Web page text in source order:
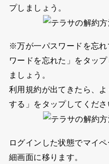
プしましょう。
※万が一パスワードを忘
ワードを忘れた」をタッ
ましょう。
利用規約が出てきたら、
する」
をタップしてくださ
ログインした状態でマイ
細画面に移ります。